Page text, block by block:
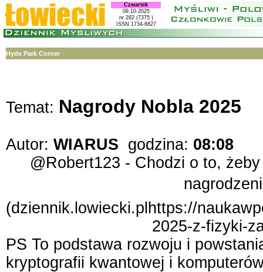
Czwartek
09.10.2025
nr 282 (7375 )
ISSN 1734-6827
Hyde Park Corner
Temat: Nagrody Nobla 2025
Autor: WIARUS godzina: 08:08
@Robert123 - Chodzi o to,
(dziennik.lowiecki.plhttps://
2025-z-fizyki-
PS To podstawa rozwoju i
kryptografii kwantowej i